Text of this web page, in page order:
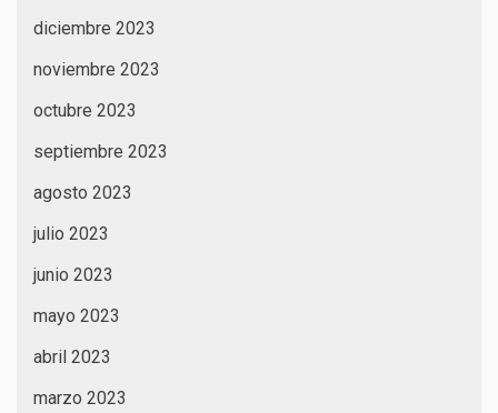
diciembre 2023
noviembre 2023
octubre 2023
septiembre 2023
agosto 2023
julio 2023
junio 2023
mayo 2023
abril 2023
marzo 2023